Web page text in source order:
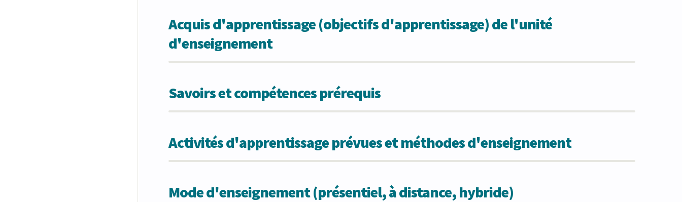
Acquis d'apprentissage (objectifs d'apprentissage) de l'unité
d'enseignement
Savoirs et compétences prérequis
Activités d'apprentissage prévues et méthodes d'enseignement
Mode d'enseignement (présentiel, à distance, hybride)